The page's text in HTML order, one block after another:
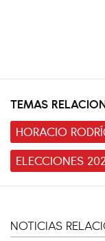
TEMAS
HORACIO
ELECCIONES
NOTICIAS